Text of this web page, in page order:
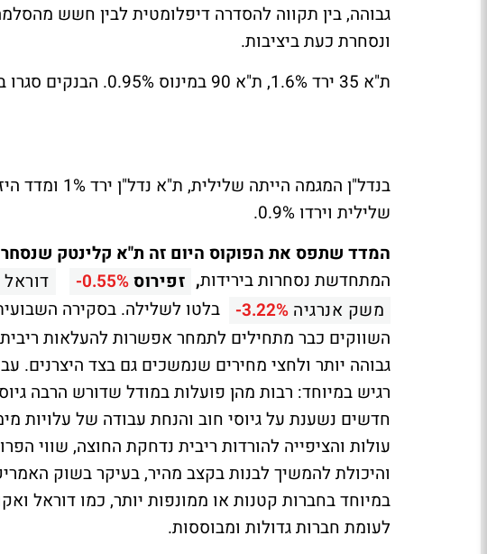
גבוהה, בין תקווה להסדרה דיפלומטית לבין חשש
ונסחרת כעת ביציבות.
ת"א 35 ירד 1.6%, ת"א 90 במינוס 0.95%. הבנקים סגרו בעליות של 1.38%, מנגד הביטוח ירד 0.93%.
שלילית וירדו 0.9%.
המדד שתפס את הפוקוס היום זה ת"א קלינטק שנסחר
המתחדשת נסחרות בירידות, זפירוס-0.55% דוראל
משק אנרגיה -3.22%
בלטו לשלילה. בסקירה
גבוהה יותר ולחצי מחירים שנמשכים גם בצד היצרנים.
רגיש במיוחד: רבות מהן פועלות במודל שדורש הרבה
חדשים נשענת על גיוסי חוב והנחת עבודה של עלויות
עולות והציפייה להורדות ריבית נדחקת החוצה, שווי
והיכולת להמשיך לבנות בקצב מהיר, בעיקר בשוק
במיוחד בחברות קטנות או ממונפות יותר, כמו דוראל
לעומת חברות גדולות ומבוססות.